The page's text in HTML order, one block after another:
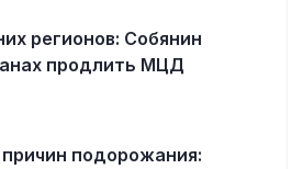
регионов: Собянин
продлить МЦД
подорожания: